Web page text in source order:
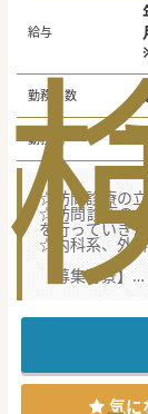
給与
勤務日数
勤務地
☆訪問診療の
☆訪問診療の
を行っていき
☆内科系、外
【募集背景】
■2025年10月
■内科系、外
に関心のある
■訪問診療の
て条件面等の
【職場環境と雰
気に